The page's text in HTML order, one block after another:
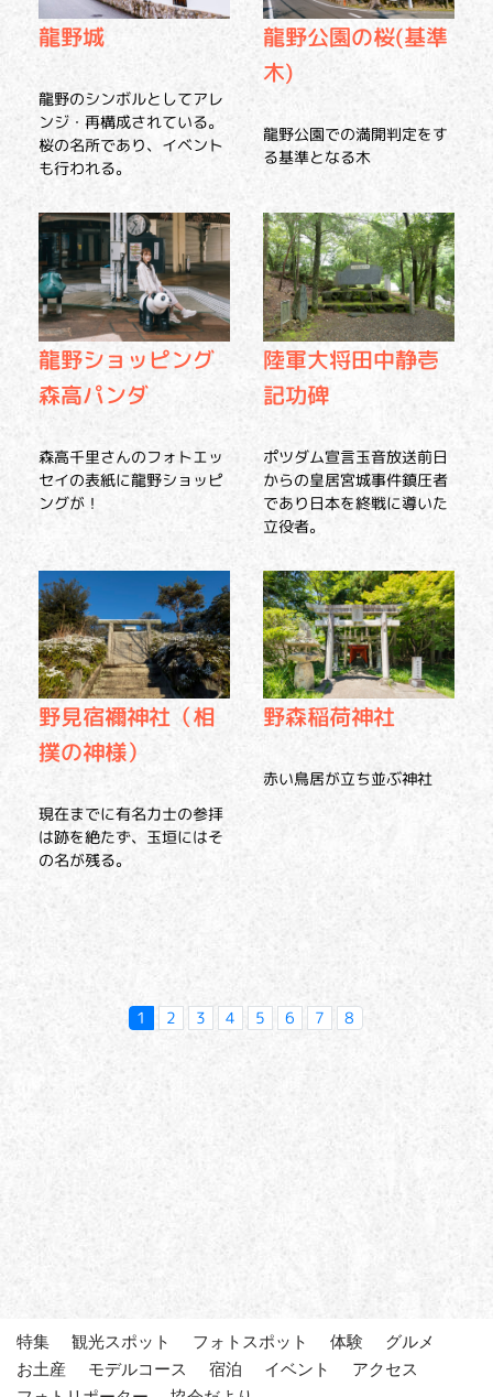
龍野城
龍野のシンボルとしてアレ
ンジ・再構成されている。
桜の名所であり、イベント
も行われる。
龍野公園の桜(基準
木)
龍野公園での満開判定をす
る基準となる木
龍野ショッピング
森高パンダ
森高千里さんのフォトエッ
セイの表紙に龍野ショッピ
ングが！
陸軍大将田中静壱
記功碑
ポツダム宣言玉音放送前日
からの皇居宮城事件鎮圧者
であり日本を終戦に導いた
立役者。
野見宿禰神社（相
撲の神様）
現在までに有名力士の参拝
は跡を絶たず、玉垣にはそ
の名が残る。
野森稲荷神社
赤い鳥居が立ち並ぶ神社
1 2 3 4 5 6 7 8
特集 観光スポット フォトスポット 体験
グルメ
お土産
モデルコース 宿泊 イベント
アクセス